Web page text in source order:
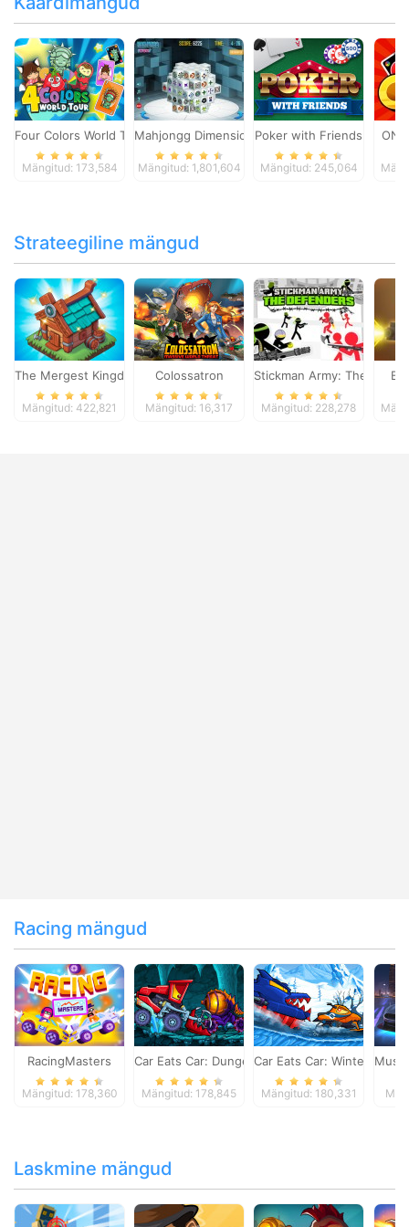
Four Colors World Tour
Mängitud: 173,584
Mahjongg Dimensions
Mängitud: 1,801,604
Poker with Friends
Mängitud: 245,064
Strateegiline mängud
The Mergest Kingdom
Mängitud: 422,821
Colossatron
Mängitud: 16,317
Stickman Army: The
Mängitud: 228,278
Racing mängud
RacingMasters
Mängitud: 178,360
Car Eats Car: Dungeon Adventure
Mängitud: 178,845
Car Eats Car: Winter
Mängitud: 180,331
Laskmine mängud